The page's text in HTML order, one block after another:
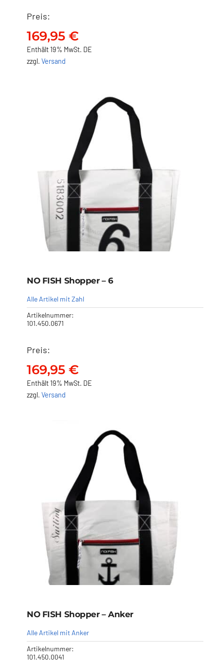
169,95
Preis:
169,95 €
Enthält 19% MwSt. DE
zzgl. Versand
169,95
NO FISH Shopper – 6
Alle Artikel mit Zahl
Artikelnummer:
101.450.0671
Preis:
169,95 €
Enthält 19% MwSt. DE
zzgl. Versand
NO FISH Shopper – Anker
Alle Artikel mit Anker
Artikelnummer:
101.450.0041